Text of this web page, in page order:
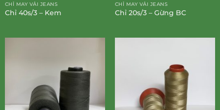
CHỈ MAY VẢI JEANS
Chỉ 40s/3 – Kem
CHỈ MAY VẢI JEANS
Chỉ 20s/3 – Gừng BC